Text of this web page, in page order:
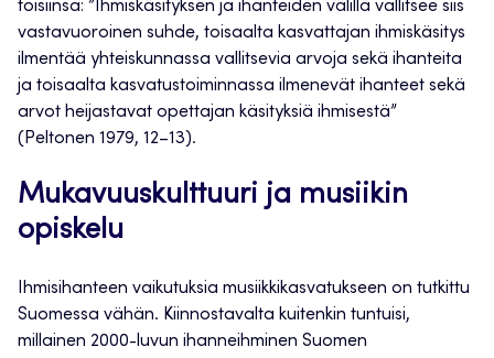
toisiinsa: ”Ihmiskäsityksen ja ihanteiden välillä vallitsee siis
vastavuoroinen suhde, toisaalta kasvattajan ihmiskäsitys
ilmentää yhteiskunnassa vallitsevia arvoja sekä ihanteita
ja toisaalta kasvatustoiminnassa ilmenevät ihanteet sekä
arvot heijastavat opettajan käsityksiä ihmisestä”
(Peltonen 1979, 12–13).
Mukavuuskulttuuri ja musiikin
opiskelu
Ihmisihanteen vaikutuksia musiikkikasvatukseen on tutkittu
Suomessa vähän. Kiinnostavalta kuitenkin tuntuisi,
millainen 2000-luvun ihanneihminen Suomen